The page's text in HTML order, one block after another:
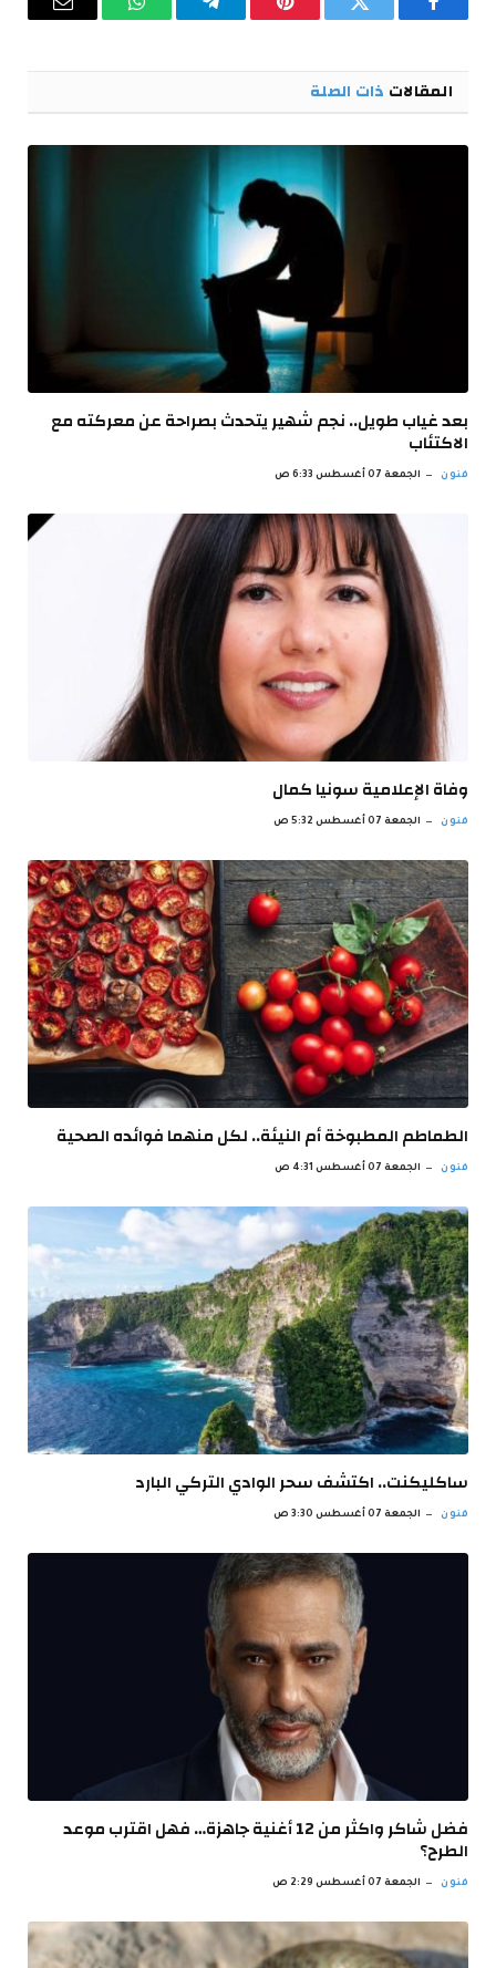
فيسبوك تويتر بينتيريستتيلقرام واتساب البريد
المقالات ذات الصلة
بعد غياب طويل.. نجم شهير يتحدث بصراحة عن معركته مع
الاكتئاب
فنون الجمعة 07 أغسطس 6:33 ص
وفاة الإعلامية سونيا كمال
فنون الجمعة 07 أغسطس 5:32 ص
الطماطم المطبوخة أم النيئة.. لكل منهما فوائده الصحية
فنون الجمعة 07 أغسطس 4:31 ص
ساكليكنت.. اكتشف سحر الوادي التركي البارد
فنون الجمعة 07 أغسطس 3:30 ص
فضل شاكر واكثر من 12 أغنية جاهزة… فهل اقترب موعد
الطرح؟
فنون الجمعة 07 أغسطس 2:29 ص